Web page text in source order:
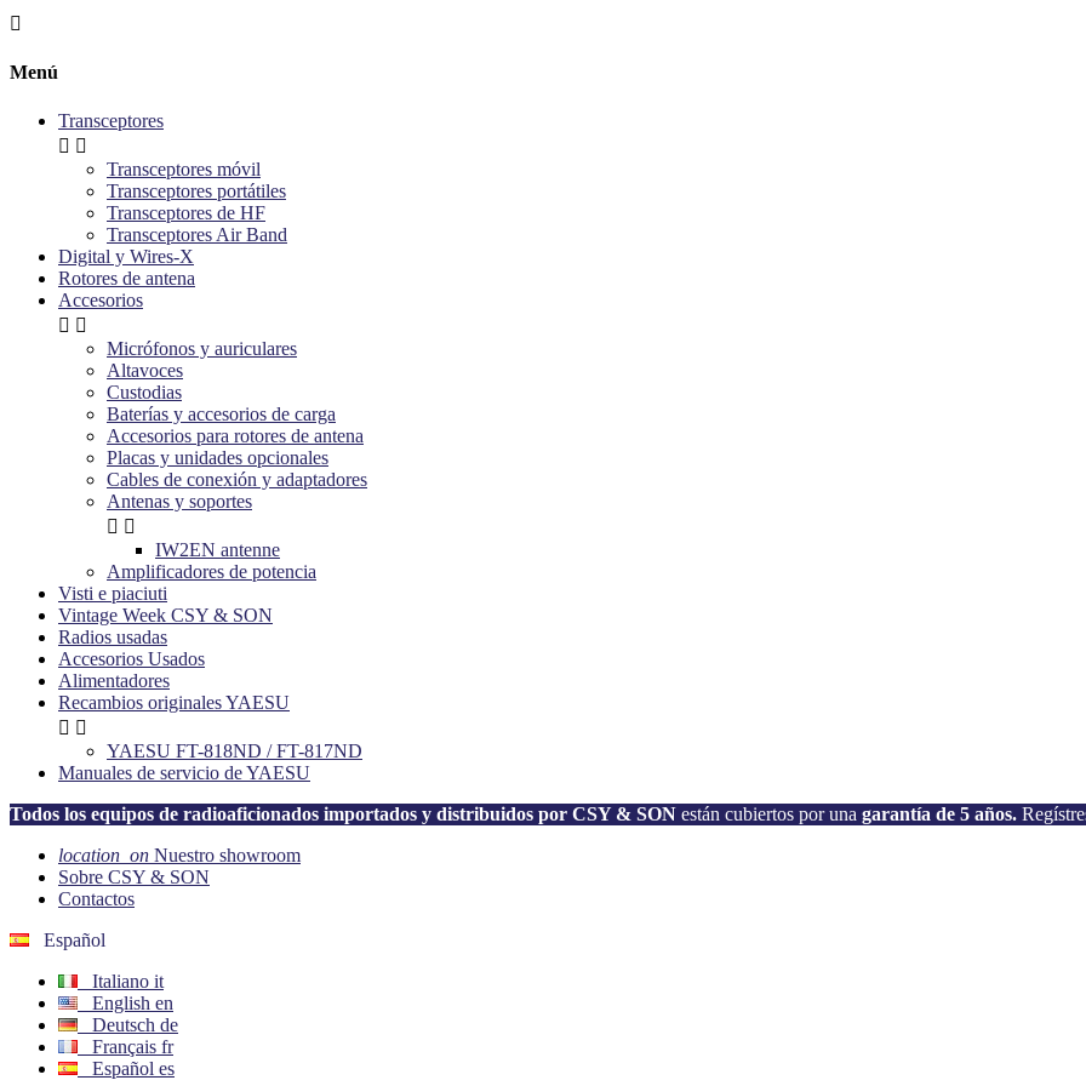

Menú
Transceptores
 
Transceptores móvil
Transceptores portátiles
Transceptores de HF
Transceptores Air Band
Digital y Wires-X
Rotores de antena
Accesorios
 
Micrófonos y auriculares
Altavoces
Custodias
Baterías y accesorios de carga
Accesorios para rotores de antena
Placas y unidades opcionales
Cables de conexión y adaptadores
Antenas y soportes
 
IW2EN antenne
Amplificadores de potencia
Visti e piaciuti
Vintage Week CSY & SON
Radios usadas
Accesorios Usados
Alimentadores
Recambios originales YAESU
 
YAESU FT-818ND / FT-817ND
Manuales de servicio de YAESU
Todos los equipos de radioaficionados importados y distribuidos por CSY & SON están cubiertos por una garantía de 5 años.
location_on Nuestro showroom
Sobre CSY & SON
Contactos
Español
Italiano it
English en
Deutsch de
Français fr
Español es